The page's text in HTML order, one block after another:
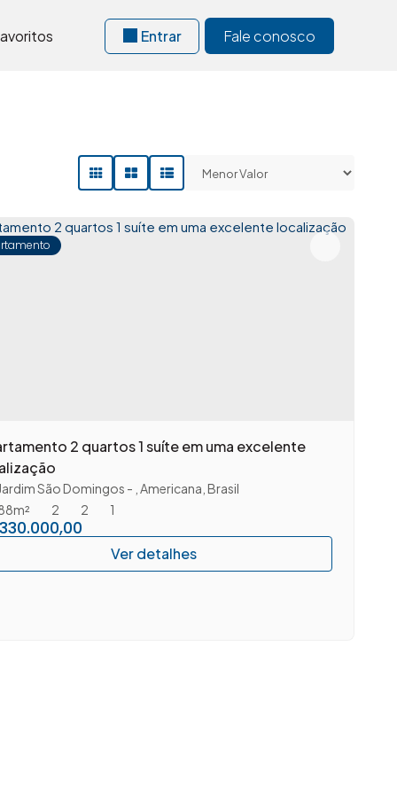
Fale conosco
Entrar
2 quartos 1 suíte em uma excelente
330.000,00
Jardim São Domingos Americana Brasil
2
2 1